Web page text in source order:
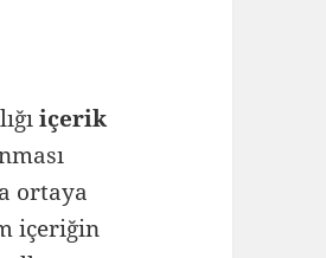
içerik
ortaya
içeriğin